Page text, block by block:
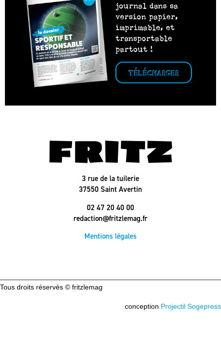
journal dans sa
version papier,
imprimable, et
transportable
partout !
TÉLÉCHARGER
3 rue de la tuilerie
37550 Saint Avertin
02 47 20 40 00
redaction@fritzlemag.fr
Mentions légales
Tous droits réservés © fritzlemag
conception Projectil Sogepress